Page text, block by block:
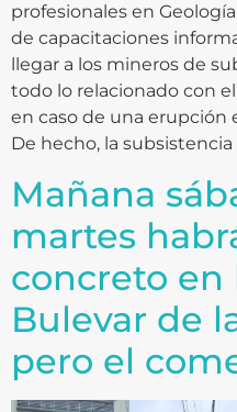
profesionales en
de capacitaciones
llegar a los mineros de
todo lo relacionado con
en caso de una erupción
De hecho, la subsistencia
Mañana
martes
concreto en
Bulevar de
pero el